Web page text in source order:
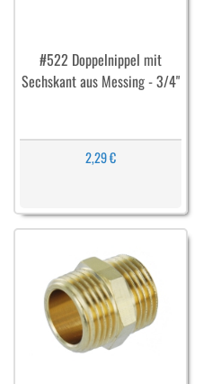
#522 Doppelnippel mit
Sechskant aus Messing - 3/4"
2,29 €